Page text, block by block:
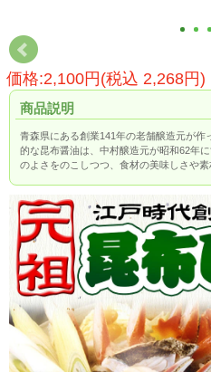
価格:2,100円(税込 2,268円)
商品説明
青森県にある創業141年の老舗醸造元が
的な昆布醤油は、中村醸造元が昭和62年
のよさをのこしつつ、食材の美味しさや